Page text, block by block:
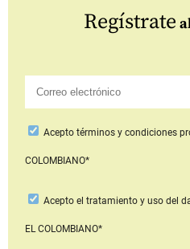
Regístrate
Aceptotérminos y condiciones
COLOMBIANO*
Acepto el tratamiento y uso del
EL COLOMBIANO*